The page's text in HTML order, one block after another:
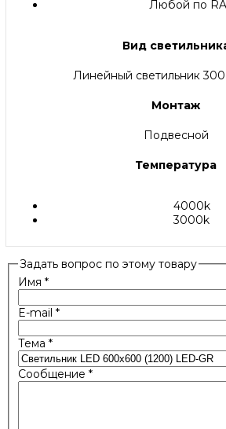
Любой по
Вид
Линейный светильник
Монтаж
Подвесной
Температура
4000k
3000k
Задать вопрос по этому товару
Имя *
E-mail *
Тема *
Сообщение *